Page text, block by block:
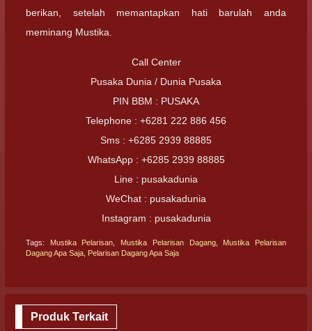
berikan, setelah memantapkan hati barulah anda
meminang Mustika.
Call Center
Pusaka Dunia / Dunia Pusaka
PIN BBM : PUSAKA
Telephone : +6281 222 886 456
Sms : +6285 2939 88885
WhatsApp : +6285 2939 88885
Line : pusakadunia
WeChat : pusakadunia
Instagram : pusakadunia
Tags: Mustika Pelarisan Mustika Pelarisan Dagang, Mustika Pelarisan
Dagang Apa Saja Pelarisan Dagang Apa Saja
Produk Terkait